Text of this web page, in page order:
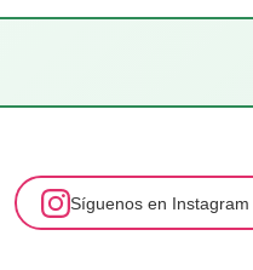
Síguenos en Instagram